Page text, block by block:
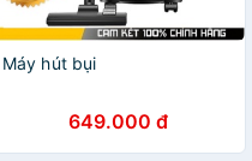
Máy hút bụi
649.000 đ